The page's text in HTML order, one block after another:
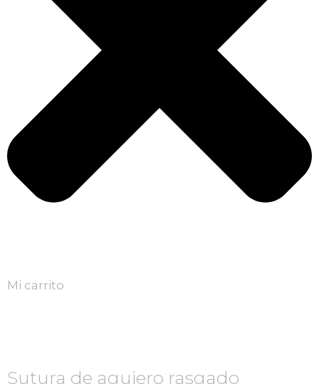
Mi carrito
Sutura de agujero rasgado